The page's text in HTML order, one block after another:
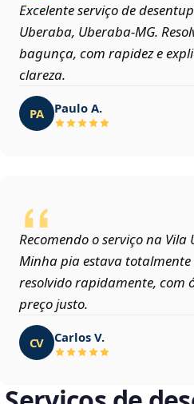
Excelente serviço de
Uberaba, Uberaba‑MG.
bagunça, com rapidez e
clareza.
PA Paulo A.
Recomendo o serviço na Vila
Minha pia estava
resolvido rapidamente, com
preço justo.
CV Carlos V.